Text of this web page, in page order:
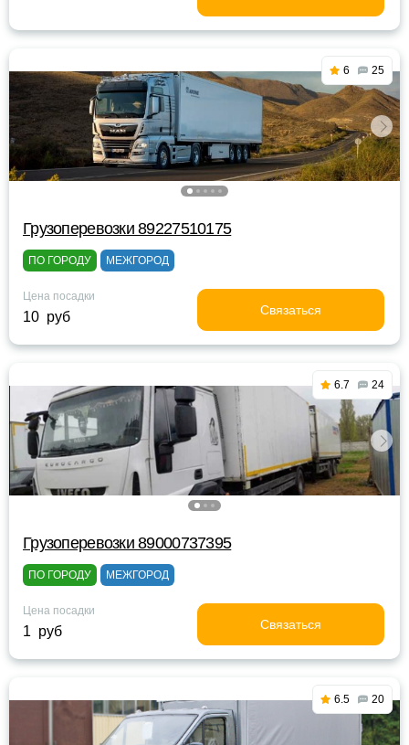
6 25
Грузоперевозки 89227510175
ПО ГОРОДУ МЕЖГОРОД
Цена посадки
10 руб Связаться
6.7 24
Грузоперевозки 89000737395
ПО ГОРОДУ МЕЖГОРОД
Цена посадки
1 руб Связаться
6.5 20